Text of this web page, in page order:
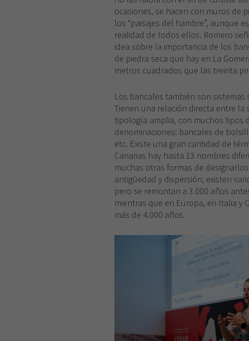
ocasiones, se hacen con muros de
los “paisajes del hambre”, aunque
realidad de todos ellos. Romero
idea sobre la importancia de los
de piedra seca que hay en La
metros cuadrados que las treinta
Los bancales también son
Tienen una relación directa entre la
tipología amplia, con muchos tipos
denominaciones: bancales de
etc. Existe una gran cantidad de
Canarias hay hasta 13 nombres
muchas otras formas de
antigüedad y dispersión, existen
pero se remontan a 3.000 años
mientras que en Europa, en Italia y
más de 4.000 años.